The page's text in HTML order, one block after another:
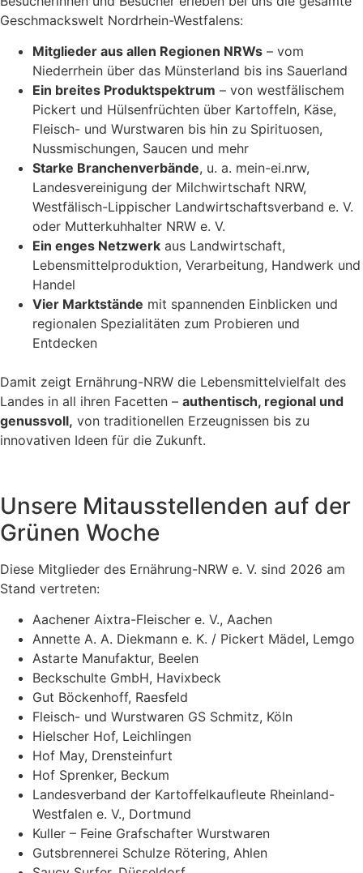
Geschmackswelt Nordrhein-Westfalens:
Mitglieder aus allen Regionen NRWs – vom
Niederrhein über das Münsterland bis ins Sauerland
Ein breites Produktspektrum – von westfälischem
Pickert und Hülsenfrüchten über Kartoffeln, Käse,
Fleisch- und Wurstwaren bis hin zu Spirituosen,
Nussmischungen, Saucen und mehr
Starke Branchenverbände, u. a. mein-ei.nrw,
Landesvereinigung der Milchwirtschaft NRW,
Westfälisch-Lippischer Landwirtschaftsverband e. V.
oder Mutterkuhhalter NRW e. V.
Ein enges Netzwerk aus Landwirtschaft,
Lebensmittelproduktion, Verarbeitung, Handwerk und
Handel
Vier Marktstände mit spannenden Einblicken und
regionalen Spezialitäten zum Probieren und
Entdecken
Damit zeigt Ernährung-NRW die Lebensmittelvielfalt des
Landes in all ihren Facetten – authentisch, regional und
genussvoll, von traditionellen Erzeugnissen bis zu
innovativen Ideen für die Zukunft.
Unsere Mitausstellenden auf der
Grünen Woche
Diese Mitglieder des Ernährung-NRW e. V. sind 2026 am
Stand vertreten:
Aachener Aixtra-Fleischer e. V., Aachen
Annette A. A. Diekmann e. K. / Pickert Mädel, Lemgo
Astarte Manufaktur, Beelen
Beckschulte GmbH, Havixbeck
Gut Böckenhoff, Raesfeld
Fleisch- und Wurstwaren GS Schmitz, Köln
Hielscher Hof, Leichlingen
Hof May, Drensteinfurt
Hof Sprenker, Beckum
Landesverband der Kartoffelkaufleute Rheinland-
Westfalen e. V., Dortmund
Kuller – Feine Grafschafter Wurstwaren
Gutsbrennerei Schulze Rötering, Ahlen